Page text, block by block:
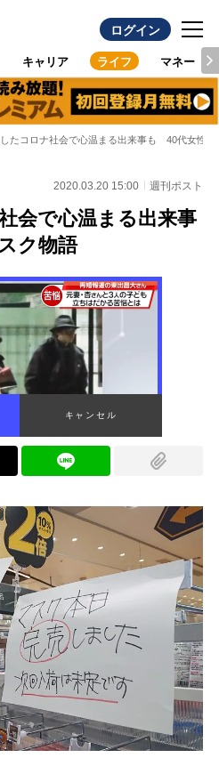
ログイン
キャリア ライフ マネー
たコロナ社会で心温まる出来事も 40代女性の
2020.03.20 15:00 週刊ポスト
会で心温まる出来事
ク物語
キャンセル